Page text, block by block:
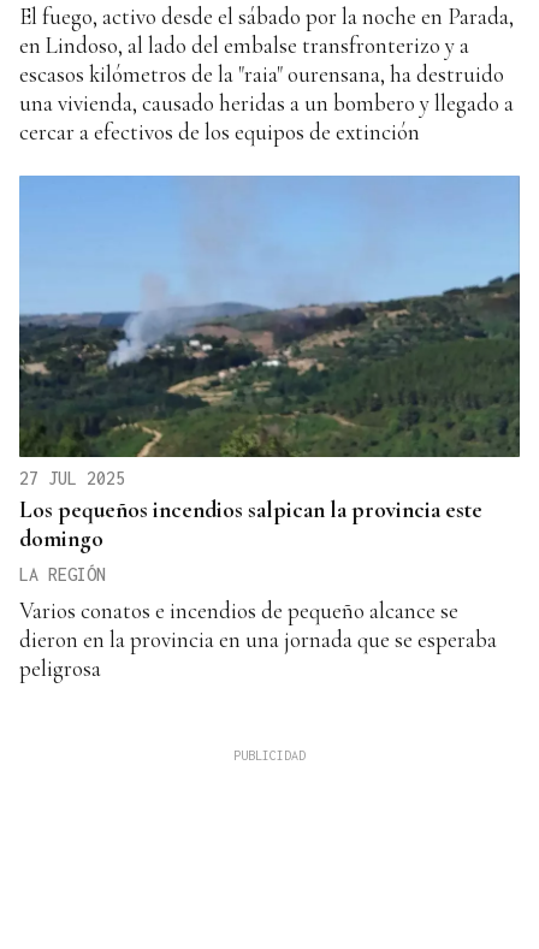
El fuego, activo desde el sábado por la noche en Parada,
en Lindoso, al lado del embalse transfronterizo y a
escasos kilómetros de la "raia" ourensana, ha destruido
una vivienda, causado heridas a un bombero y llegado a
cercar a efectivos de los equipos de extinción
27 JUL 2025
Los pequeños incendios salpican la provincia este
domingo
LA REGIÓN
Varios conatos e incendios de pequeño alcance se
dieron en la provincia en una jornada que se esperaba
peligrosa